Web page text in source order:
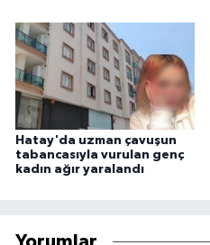
Hatay'da uzman çavuşun
tabancasıyla vurulan genç
kadın ağır yaralandı